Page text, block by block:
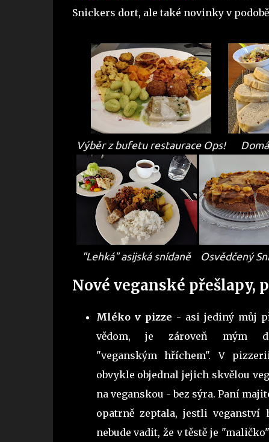
Snickers dort, ale také novinky v
Výběr z bufetu restaurace Ops!
"Lehká" asijská snídaně Osvědčený
Nové veganské přešlapy,
Mléko v pizze - asi jediný můj
vědom, je zároveň mým
"veganským hříchem". V
obvykle objednal jejich skvělou
na veganskou - bez sýra. Paní
opatrně zeptala, jestli veganství
nebude vadit, že v těstě je